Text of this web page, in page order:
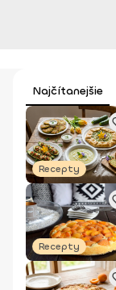
Najčítanejšie
Recepty
Recepty